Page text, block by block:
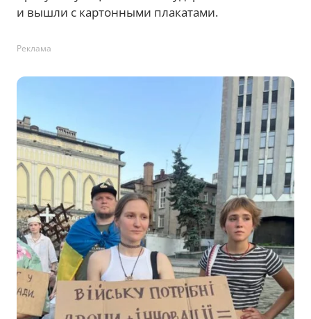
и вышли с картонными плакатами.
Реклама